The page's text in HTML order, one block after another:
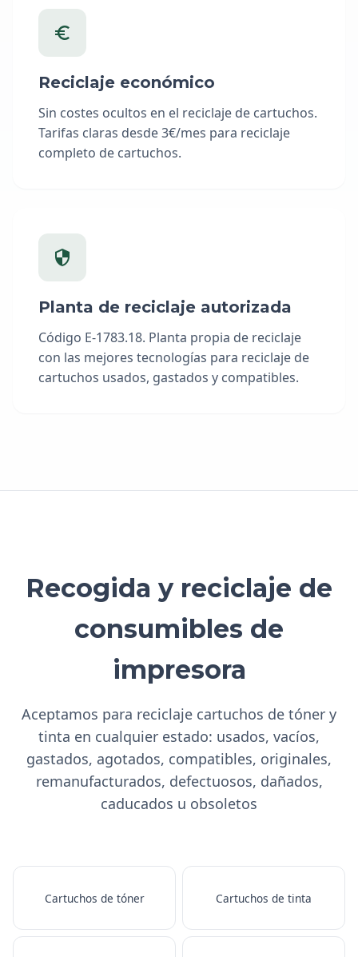
Reciclaje económico
Sin costes ocultos en el reciclaje de cartuchos.
Tarifas claras desde 3€/mes para reciclaje
completo de cartuchos.
Planta de reciclaje autorizada
Código E-1783.18. Planta propia de reciclaje
con las mejores tecnologías para reciclaje de
cartuchos usados, gastados y compatibles.
Recogida y reciclaje de
consumibles de
impresora
Aceptamos para reciclaje cartuchos de tóner y
tinta en cualquier estado: usados, vacíos,
gastados, agotados, compatibles, originales,
remanufacturados, defectuosos, dañados,
caducados u obsoletos
Cartuchos de tóner Cartuchos de tinta